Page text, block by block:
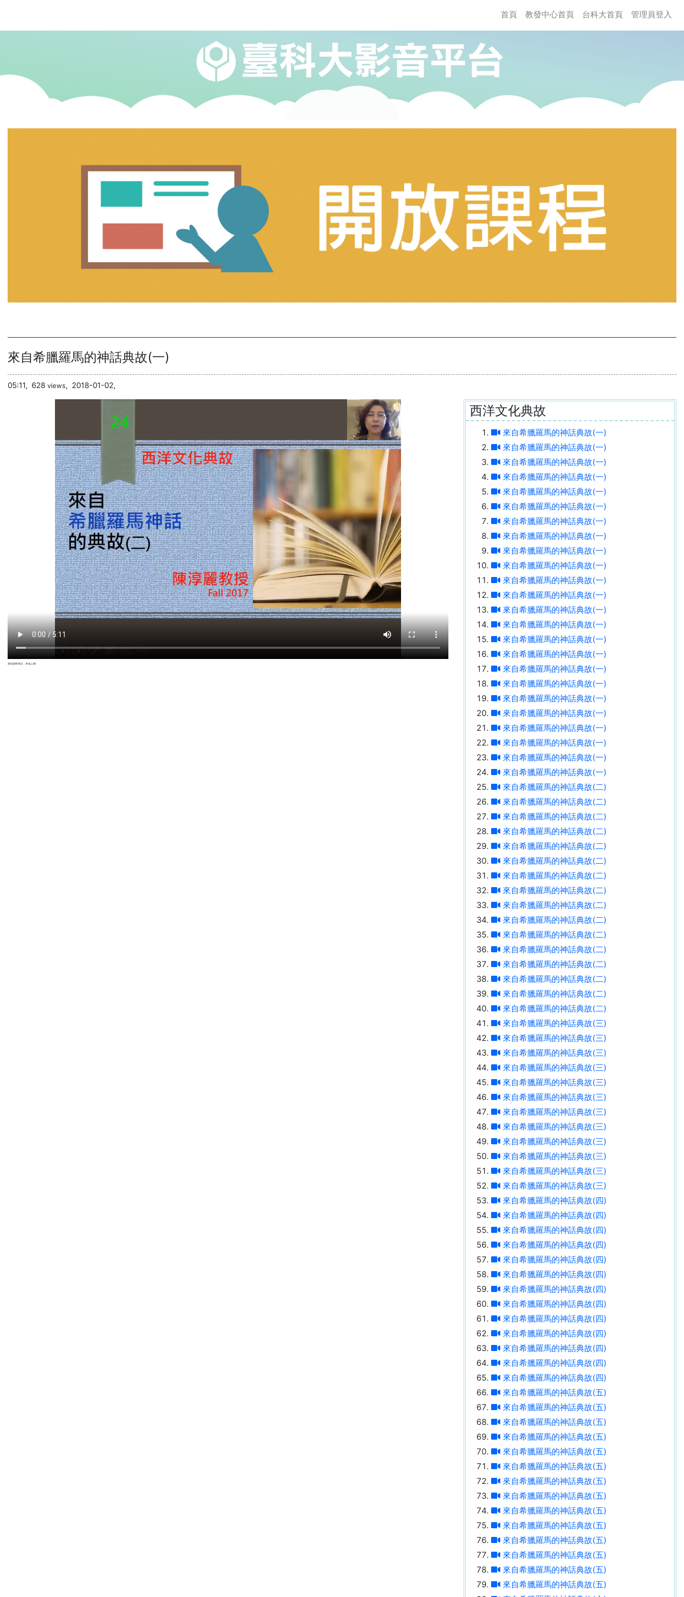
首頁(current)
教發中心首頁 台科大首頁 管理員登入
來自希臘羅馬的神話典故(一)
05:11, 628 views, 2018-01-02,
原始資料來自：本地上傳
西洋文化典故
來自希臘羅馬的神話典故(一)
來自希臘羅馬的神話典故(一)
來自希臘羅馬的神話典故(一)
來自希臘羅馬的神話典故(一)
來自希臘羅馬的神話典故(一)
來自希臘羅馬的神話典故(一)
來自希臘羅馬的神話典故(一)
來自希臘羅馬的神話典故(一)
來自希臘羅馬的神話典故(一)
來自希臘羅馬的神話典故(一)
來自希臘羅馬的神話典故(一)
來自希臘羅馬的神話典故(一)
來自希臘羅馬的神話典故(一)
來自希臘羅馬的神話典故(一)
來自希臘羅馬的神話典故(一)
來自希臘羅馬的神話典故(一)
來自希臘羅馬的神話典故(一)
來自希臘羅馬的神話典故(一)
來自希臘羅馬的神話典故(一)
來自希臘羅馬的神話典故(一)
來自希臘羅馬的神話典故(一)
來自希臘羅馬的神話典故(一)
來自希臘羅馬的神話典故(一)
來自希臘羅馬的神話典故(一)
來自希臘羅馬的神話典故(二)
來自希臘羅馬的神話典故(二)
來自希臘羅馬的神話典故(二)
來自希臘羅馬的神話典故(二)
來自希臘羅馬的神話典故(二)
來自希臘羅馬的神話典故(二)
來自希臘羅馬的神話典故(二)
來自希臘羅馬的神話典故(二)
來自希臘羅馬的神話典故(二)
來自希臘羅馬的神話典故(二)
來自希臘羅馬的神話典故(二)
來自希臘羅馬的神話典故(二)
來自希臘羅馬的神話典故(二)
來自希臘羅馬的神話典故(二)
來自希臘羅馬的神話典故(二)
來自希臘羅馬的神話典故(二)
來自希臘羅馬的神話典故(三)
來自希臘羅馬的神話典故(三)
來自希臘羅馬的神話典故(三)
來自希臘羅馬的神話典故(三)
來自希臘羅馬的神話典故(三)
來自希臘羅馬的神話典故(三)
來自希臘羅馬的神話典故(三)
來自希臘羅馬的神話典故(三)
來自希臘羅馬的神話典故(三)
來自希臘羅馬的神話典故(三)
來自希臘羅馬的神話典故(三)
來自希臘羅馬的神話典故(三)
來自希臘羅馬的神話典故(四)
來自希臘羅馬的神話典故(四)
來自希臘羅馬的神話典故(四)
來自希臘羅馬的神話典故(四)
來自希臘羅馬的神話典故(四)
來自希臘羅馬的神話典故(四)
來自希臘羅馬的神話典故(四)
來自希臘羅馬的神話典故(四)
來自希臘羅馬的神話典故(四)
來自希臘羅馬的神話典故(四)
來自希臘羅馬的神話典故(四)
來自希臘羅馬的神話典故(四)
來自希臘羅馬的神話典故(四)
來自希臘羅馬的神話典故(五)
來自希臘羅馬的神話典故(五)
來自希臘羅馬的神話典故(五)
來自希臘羅馬的神話典故(五)
來自希臘羅馬的神話典故(五)
來自希臘羅馬的神話典故(五)
來自希臘羅馬的神話典故(五)
來自希臘羅馬的神話典故(五)
來自希臘羅馬的神話典故(五)
來自希臘羅馬的神話典故(五)
來自希臘羅馬的神話典故(五)
來自希臘羅馬的神話典故(五)
來自希臘羅馬的神話典故(五)
來自希臘羅馬的神話典故(五)